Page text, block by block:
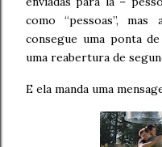
como “pessoas”, mas
consegue uma ponta
uma reabertura de
E ela manda uma